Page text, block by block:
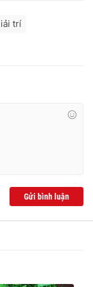
có sự chấp
trí
Gửi bình luận